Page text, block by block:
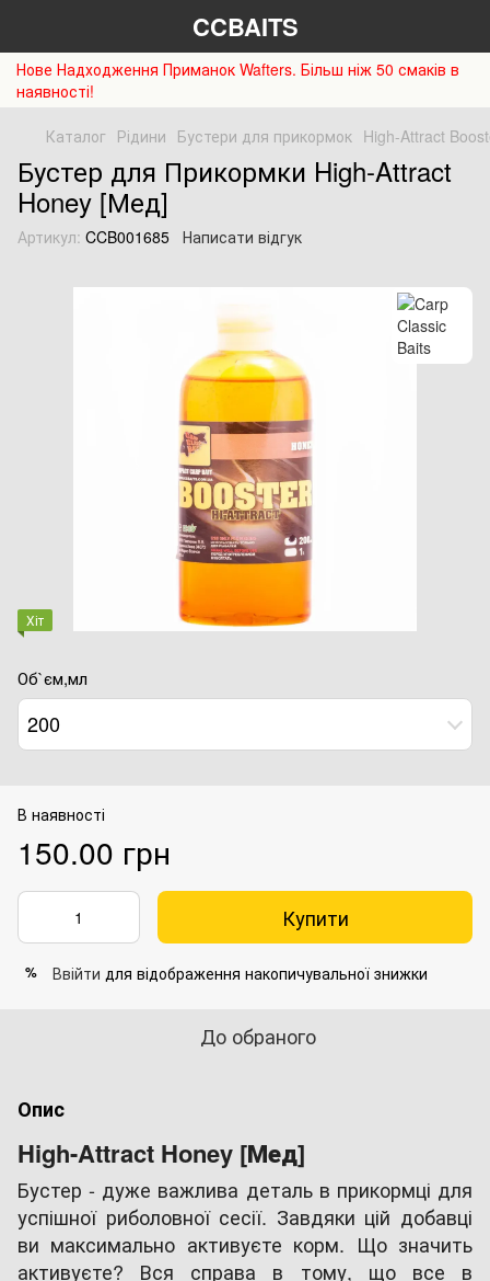
CCBAITS
Нове Надходження Приманок Wafters. Більш ніж 50 смаків в
наявності!
Каталог Рідини Бустери для прикормок High-Attract
Бустер для Прикормки High-Attract
Honey [Мед]
Артикул: CCB001685 Написати відгук
Хіт
Об`єм,мл
200
В наявності
150.00 грн
Купити
% Ввійти для відображення накопичувальної знижки
До обраного
Опис
High-Attract Honey [Мед]
Бустер - дуже важлива деталь в прикормці для
успішної риболовної сесії. Завдяки цій добавці
ви максимально активуєте корм. Що значить
активуєте? Вся справа в тому, що все в